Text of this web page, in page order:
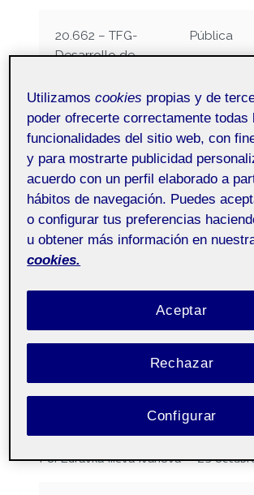
20.662 – TFG-
Desarrollo de
interactivas – Aula 1
Pública
Hola a todos,
Dejo aqui mi primera PEC de
Grado.
un saludo
…
DE
1
PEC 1 Woody Allen
PorZdravka Ilieva Ivanova 23
Utilizamoscookies propias y de
poder ofrecerte correctamente todas
funcionalidades del sitio web, con
y para mostrarte publicidad
acuerdo con un perfil elaborado a
hábitos de navegación. Puedes
o configurar tus preferencias
u obtener más información en
cookies.
Rechazar
Aceptar
Configurar